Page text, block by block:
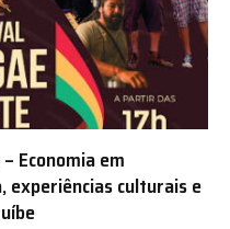
Economia em
experiências culturais e